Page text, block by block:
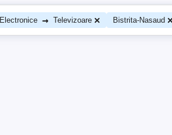
Electronice → Televizoare Bistrita-Nasaud